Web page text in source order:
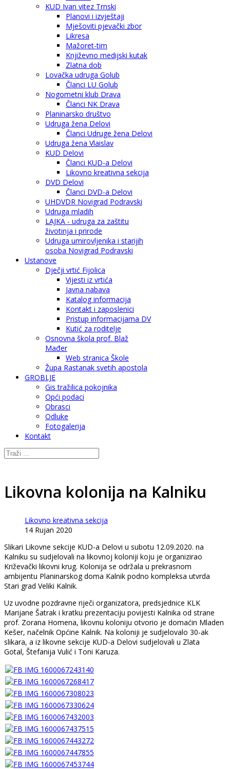
KUD Ivan vitez Trnski
Planovi i izvještaji
Mješoviti pjevački zbor
Likresa
Mažoret-tim
Književno medijski kutak
Zlatna dob
Lovačka udruga Golub
Članci LU Golub
Nogometni klub Drava
Članci NK Drava
Planinarsko društvo
Udruga žena Delovi
Članci Udruge žena Delovi
Udruga žena Vlaislav
KUD Delovi
Članci KUD-a Delovi
Likovno kreativna sekcija
DVD Delovi
Članci DVD-a Delovi
UHDVDR Novigrad Podravski
Udruga mladih
LAJKA - udruga za zaštitu
životinja i prirode
Udruga umirovljenika i starijih
osoba Novigrad Podravski
Ustanove
Dječji vrtić Fijolica
Vijesti iz vrtića
Javna nabava
Katalog informacija
Kontakt i zaposlenici
Pristup informacijama DV
Kutić za roditelje
Osnovna škola prof. Blaž
Mađer
Web stranica Škole
Župa Rastanak svetih apostola
GROBLJE
Gis tražilica pokojnika
Opći podaci
Obrasci
Odluke
Fotogalerija
Kontakt
Likovna kolonija na Kalniku
Likovno kreativna sekcija
14 Rujan 2020
Slikari Likovne sekcije KUD-a Delovi u subotu 12.09.2020. na
Kalniku su sudjelovali na likovnoj koloniji koju je organizirao
Križevački likovni krug. Kolonija se održala u prekrasnom
ambijentu Planinarskog doma Kalnik podno kompleksa utvrda
Stari grad Veliki Kalnik.
Uz uvodne pozdravne riječi organizatora, predsjednice KLK
Marijane Šatrak i kratku prezentaciju povijesti Kalnika od strane
prof. Zorana Homena, likovnu koloniju otvorio je domaćin Mladen
Kešer, načelnik Općine Kalnik. Na koloniji je sudjelovalo 30-ak
slikara, a iz likovne sekcije KUD-a Delovi sudjelovali u Zlata
Gotal, Štefanija Vulić i Toni Karuza.